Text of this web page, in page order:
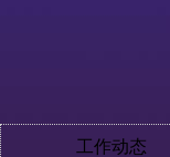
工作动态